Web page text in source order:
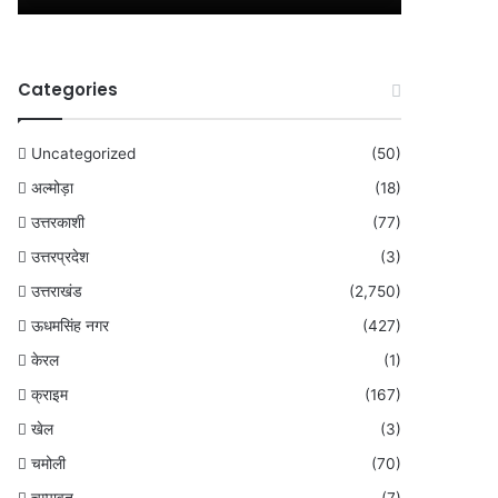
Categories
Uncategorized
(50)
अल्मोड़ा
(18)
उत्तरकाशी
(77)
उत्तरप्रदेश
(3)
उत्तराखंड
(2,750)
ऊधमसिंह नगर
(427)
केरल
(1)
क्राइम
(167)
खेल
(3)
चमोली
(70)